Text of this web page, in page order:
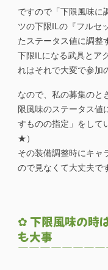
ですので「下限風味に
ツの下限ILの『フルセ
たステータス値に調整
下限ILになる武具とア
れはそれで大変で参加
なので、私の募集のと
限風味のステータス値
すものの指定」をして
★）
その装備調整時にキャ
ので見なくて大丈夫で
✿ 下限風味の時
も大事
￣￣￣￣￣￣￣